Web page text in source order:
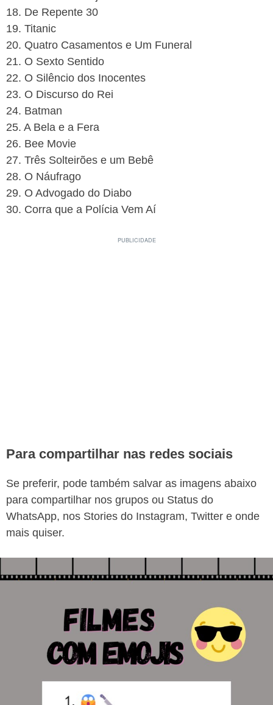
18. De Repente 30
19. Titanic
20. Quatro Casamentos e Um Funeral
21. O Sexto Sentido
22. O Silêncio dos Inocentes
23. O Discurso do Rei
24. Batman
25. A Bela e a Fera
26. Bee Movie
27. Três Solteirões e um Bebê
28. O Náufrago
29. O Advogado do Diabo
30. Corra que a Polícia Vem Aí
Para compartilhar nas redes sociais
Se preferir, pode também salvar as imagens abaixo
para compartilhar nos grupos ou Status do
WhatsApp, nos Stories do Instagram, Twitter e onde
mais quiser.